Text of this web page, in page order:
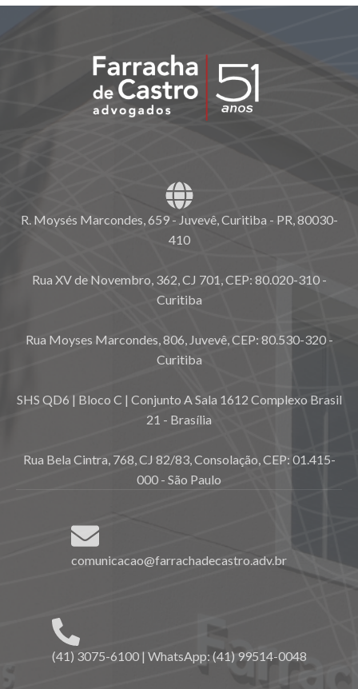
R. Moysés Marcondes, 659 - Juvevê, Curitiba - PR, 80030-
410
Rua XV de Novembro, 362, CJ 701, CEP: 80.020-310 -
Curitiba
Rua Moyses Marcondes, 806, Juvevê, CEP: 80.530-320 -
Curitiba
SHS QD6 | Bloco C | Conjunto A Sala 1612 Complexo Brasil
21 - Brasília
Rua Bela Cintra, 768, CJ 82/83, Consolação, CEP: 01.415-
000 - São Paulo
comunicacao@farrachadecastro.adv.br
(41) 3075-6100 | WhatsApp: (41) 99514-0048